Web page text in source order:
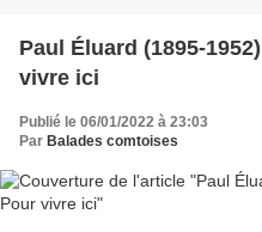
Paul Éluard (1895-
vivre ici
Publié le 06/01/2022 à 23:03
Par Balades comtoises